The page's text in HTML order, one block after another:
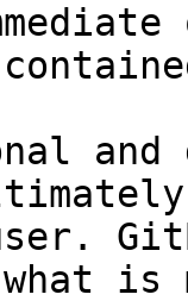
and
what